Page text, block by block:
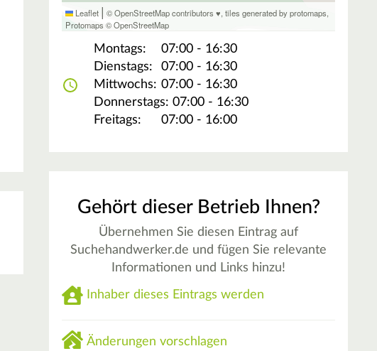
Leaflet | © OpenStreetMap contributors ♥,tiles generated by protomaps,
Protomaps ©OpenStreetMap
Montags:
07:00 - 16:30
Dienstags:
07:00 - 16:30
Mittwochs: 07:00 - 16:30
Donnerstags: 07:00 - 16:30
Freitags:
07:00 - 16:00
Gehört dieser Betrieb Ihnen?
Übernehmen Sie diesen Eintrag auf
Suchehandwerker.de und fügen Sie relevante
Informationen und Links hinzu!
Inhaber dieses Eintrags werden
Änderungen vorschlagen